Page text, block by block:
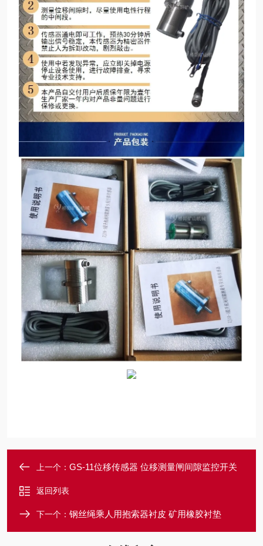
上一个： GS-11位移传感器 位移测量闸间隙监控开关
返回列表
下一个： 钢丝绳乘人用抱索器衬皮 矿用橡胶衬垫